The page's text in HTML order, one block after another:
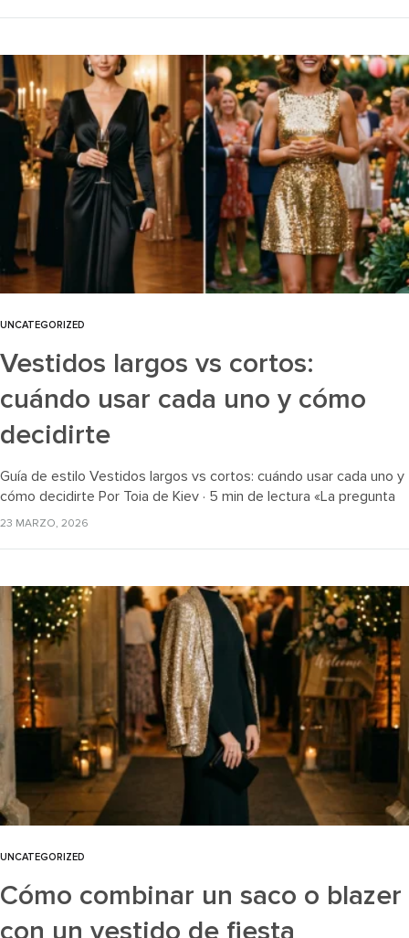
UNCATEGORIZED
Vestidos largos vs cortos:
cuándo usar cada uno y cómo
decidirte
Guía de estilo Vestidos largos vs cortos: cuándo usar cada uno y
cómo decidirte Por Toia de Kiev · 5 min de lectura «La pregunta
más repetida del showroom: ¿largo…
23 MARZO, 2026
UNCATEGORIZED
Cómo combinar un saco o blazer
con un vestido de fiesta